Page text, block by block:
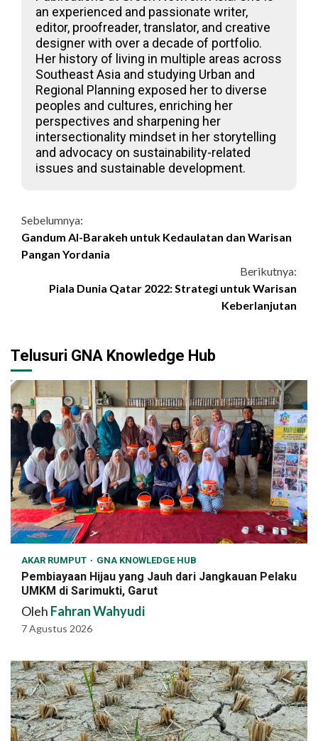
an experienced and passionate writer,
editor, proofreader, translator, and creative
designer with over a decade of portfolio.
Her history of living in multiple areas across
Southeast Asia and studying Urban and
Regional Planning exposed her to diverse
peoples and cultures, enriching her
perspectives and sharpening her
intersectionality mindset in her storytelling
and advocacy on sustainability-related
issues and sustainable development.
Continue
Reading
Sebelumnya:
Gandum Al-Barakeh untuk Kedaulatan dan Warisan
Pangan Yordania
Berikutnya:
Piala Dunia Qatar 2022: Strategi untuk Warisan
Keberlanjutan
Telusuri GNA Knowledge Hub
AKAR RUMPUT GNA KNOWLEDGE HUB
Pembiayaan Hijau yang Jauh dari Jangkauan Pelaku
UMKM di Sarimukti, Garut
Oleh Fahran Wahyudi
7 Agustus 2026